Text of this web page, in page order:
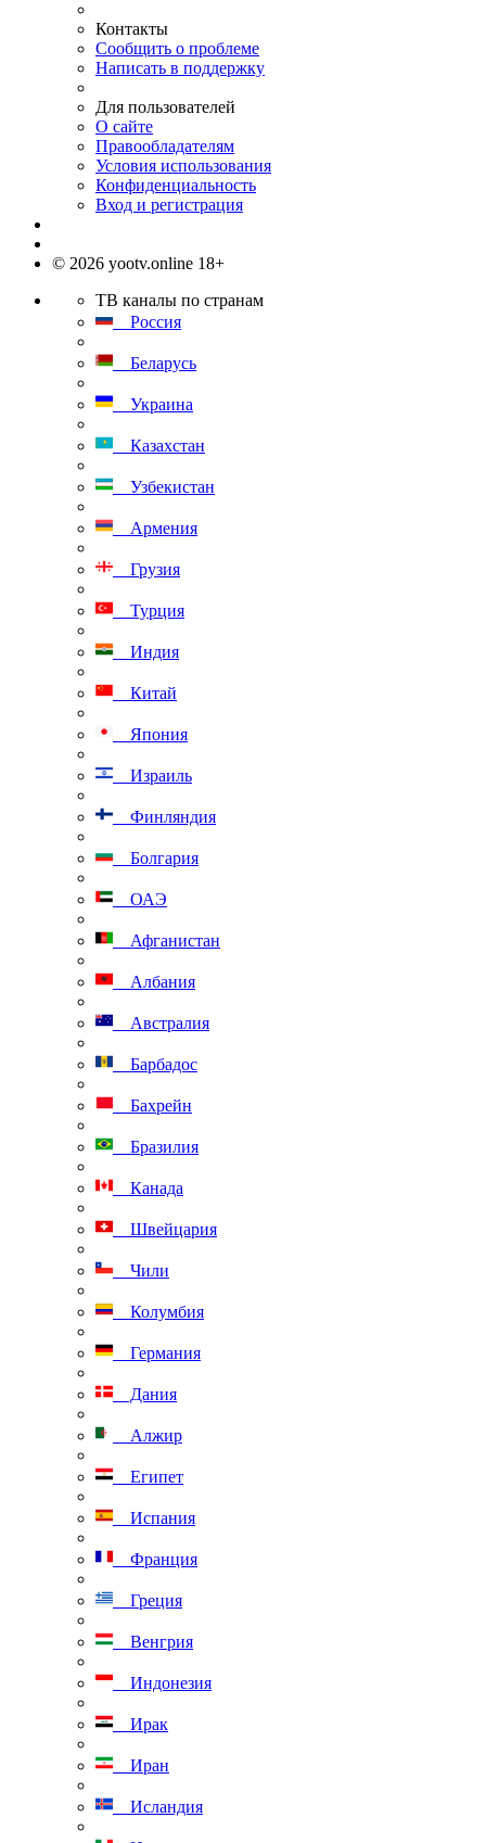
Контакты
Сообщить о проблеме
Написать в поддержку
Для пользователей
О сайте
Правообладателям
Условия использования
Конфиденциальность
Вход и регистрация
© 2026 yootv.online 18+
ТВ каналы по странам
Россия
Беларусь
Украина
Казахстан
Узбекистан
Армения
Грузия
Турция
Индия
Китай
Япония
Израиль
Финляндия
Болгария
ОАЭ
Афганистан
Албания
Австралия
Барбадос
Бахрейн
Бразилия
Канада
Швейцария
Чили
Колумбия
Германия
Дания
Алжир
Египет
Испания
Франция
Греция
Венгрия
Индонезия
Ирак
Иран
Исландия